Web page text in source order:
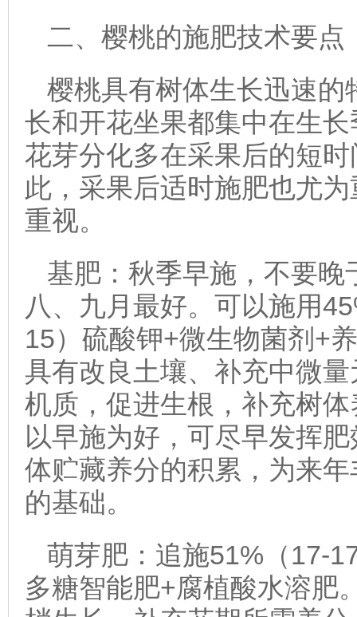
二、樱桃的施肥技术要点
樱桃具有树体生长迅速的
长和开花坐果都集中在生
花芽分化多在采果后的短
此，采果后适时施肥也尤
重视。
基肥：秋季早施，不要晚
八、九月最好。可以施用
15）硫酸钾+微生物菌剂+
具有改良土壤、补充中微
机质，促进生根，补充树
以早施为好，可尽早发挥
体贮藏养分的积累，为来
的基础。
萌芽肥：追施51%（17-
多糖智能肥+腐植酸水溶肥